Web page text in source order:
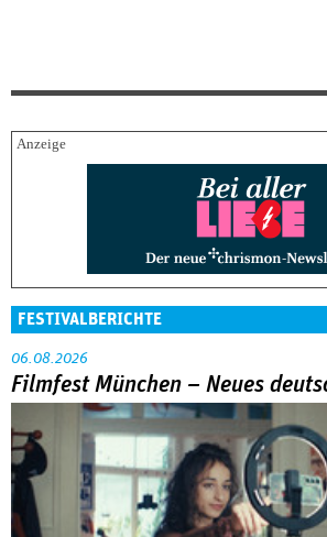
FESTIVALBERICHTE
06.08.2026
Filmfest München – Neues